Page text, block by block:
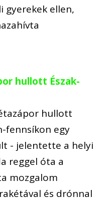
gyerekek ellen,
hullott Észak-
hullott
fennsíkon egy
- jelentette a helyi
reggel óta a
mozgalom
és drónnal